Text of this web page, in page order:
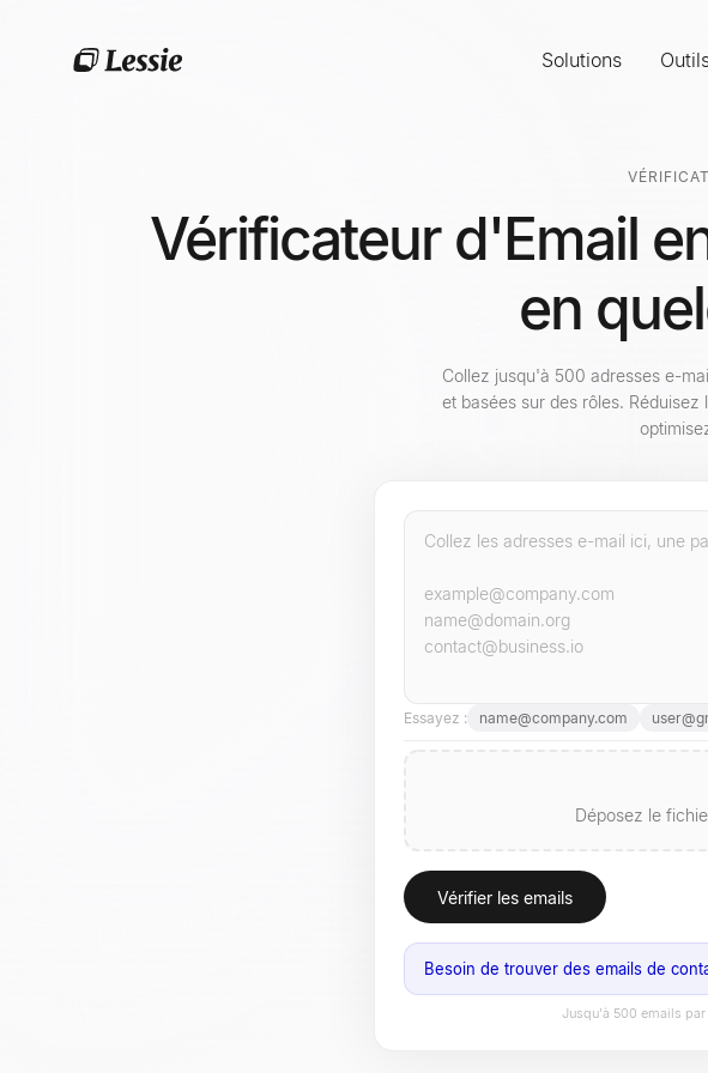
Solutions
Vérificateur d'Email
en
Collez jusqu'à 500 adresses e-
et basées sur des rôles.
Essayez : name@company.com
Déposez le
Vérifier les emails
Besoin de trouver des emails de
Jusqu'à 500 emails par